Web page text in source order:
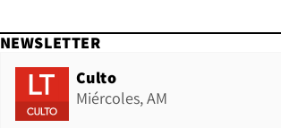
NEWSLETTER
Culto
Miércoles, AM